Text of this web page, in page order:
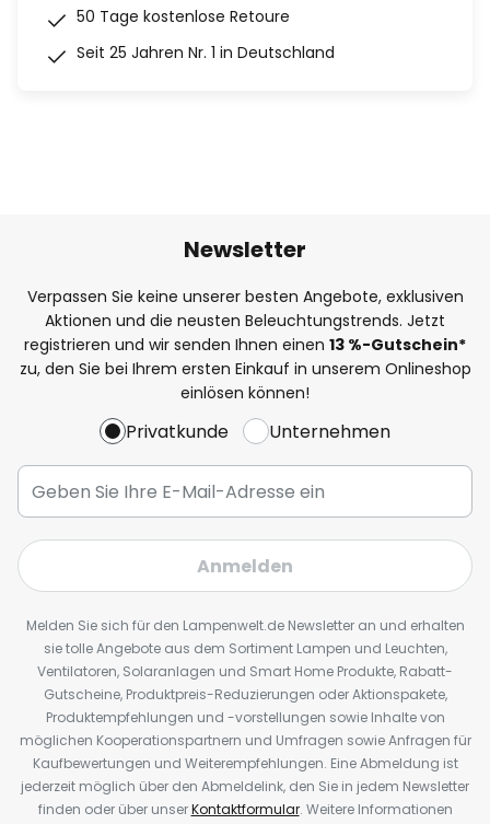
50 Tage kostenlose Retoure
Seit 25 Jahren Nr. 1 in Deutschland
Newsletter
Verpassen Sie keine unserer besten Angebote, exklusiven
Aktionen und die neusten Beleuchtungstrends. Jetzt
registrieren und wir senden Ihnen einen 13 %-Gutschein*
zu, den Sie bei Ihrem ersten Einkauf in unserem Onlineshop
einlösen können!
Privatkunde Unternehmen
Anmelden
Melden Sie sich für den Lampenwelt.de Newsletter an und erhalten
sie tolle Angebote aus dem Sortiment Lampen und Leuchten,
Ventilatoren, Solaranlagen und Smart Home Produkte, Rabatt-
Gutscheine, Produktpreis-Reduzierungen oder Aktionspakete,
Produktempfehlungen und -vorstellungen sowie Inhalte von
möglichen Kooperationspartnern und Umfragen sowie Anfragen für
Kaufbewertungen und Weiterempfehlungen. Eine Abmeldung ist
jederzeit möglich über den Abmeldelink, den Sie in jedem Newsletter
finden oder über unserKontaktformular. Weitere Informationen